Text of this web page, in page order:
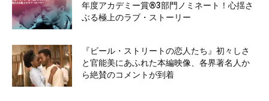
年度アカデミー賞®3部門ノミネート！心揺さ
ぶる極上のラブ・ストーリー
『ビール・ストリートの恋人たち』初々しさ
と官能美にあふれた本編映像、各界著名人か
ら絶賛のコメントが到着